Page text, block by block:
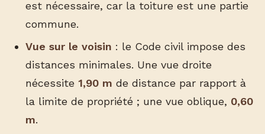
est nécessaire, car la toiture est une partie
commune.
Vue sur le voisin : le Code civil impose des
distances minimales. Une vue droite
nécessite 1,90 m de distance par rapport à
la limite de propriété ; une vue oblique, 0,60
m.